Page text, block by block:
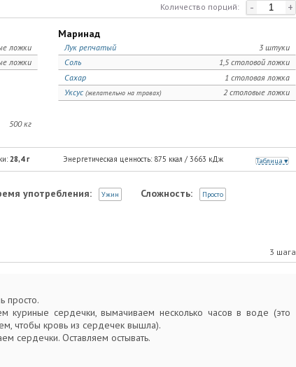
- +
Количество порций:
ложки
ложки
Маринад
3 штуки
Лук репчатый
1,5 столовой ложки
Соль
1 столовая ложка
Сахар
2 столовые ложки
Уксус (желательно на травах)
500 кг
Таблица
Энергетическая ценность: 875 ккал / 3663 кДж
28,4г
употребления: Ужин Сложность: Просто
3 шага
просто.
куриные сердечки, вымачиваем несколько часов в воде (это
чтобы кровь из сердечек вышла).
сердечки. Оставляем остывать.